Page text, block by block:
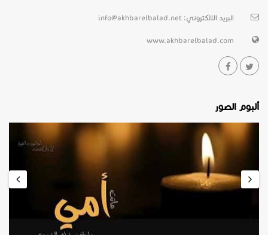
البريد الالكتروني: info@akhbarelbalad.net
www.akhbarelbalad.com
ألبوم الصور